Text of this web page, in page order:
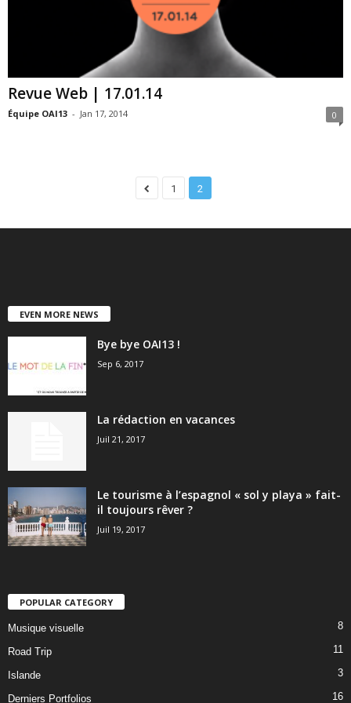
Revue Web | 17.01.14
Équipe OAI13 - Jan 17, 2014 0
1 2
EVEN MORE NEWS
Bye bye OAI13 !
Sep 6, 2017
La rédaction en vacances
Juil 21, 2017
Le tourisme à l’espagnol « sol y playa » fait-
il toujours rêver ?
Juil 19, 2017
POPULAR CATEGORY
Musique visuelle 8
Road Trip 11
Islande 3
Derniers Portfolios 16